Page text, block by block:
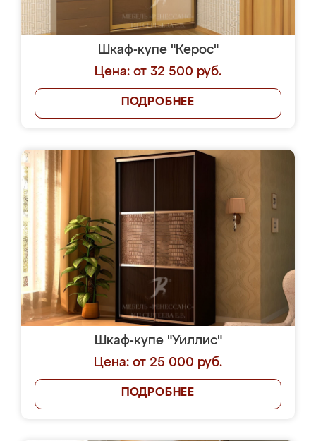
Шкаф-купе "Керос"
Цена: от 32 500 руб.
ПОДРОБНЕЕ
Шкаф-купе "Уиллис"
Цена: от 25 000 руб.
ПОДРОБНЕЕ